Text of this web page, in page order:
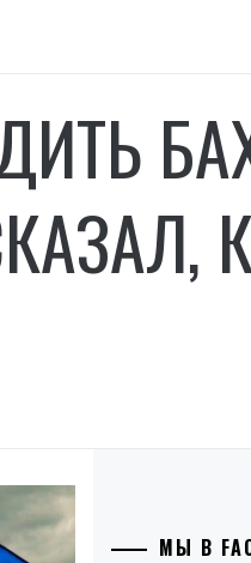
МЫ В